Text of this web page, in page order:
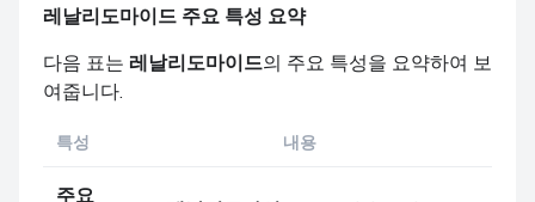
레날리도마이드 주요 특성 요약
다음 표는 레날리도마이드의 주요 특성을 요약하여 보
여줍니다.
특성 내용
주요